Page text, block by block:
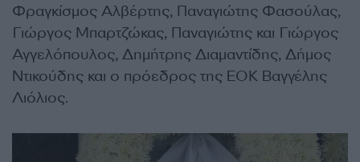
Φραγκίσμος Αλβέρτης, Παναγιώτης Φασούλας,
Γιώργος Μπαρτζώκας, Παναγιώτης και Γιώργος
Αγγελόπουλος, Δημήτρης Διαμαντίδης, Δήμος
Ντικούδης και ο πρόεδρος της ΕΟΚ Βαγγέλης
Λιόλιος.